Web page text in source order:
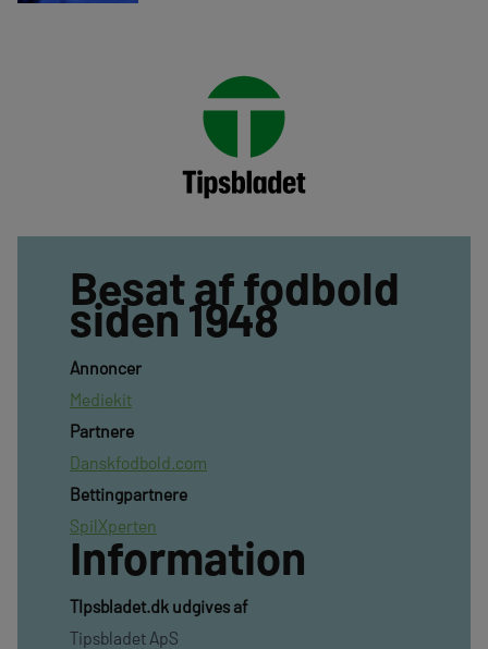
Besat af fodbold
siden 1948
Annoncer
Mediekit
Partnere
Danskfodbold.com
Bettingpartnere
SpilXperten
Information
TIpsbladet.dk udgives af
Tipsbladet ApS